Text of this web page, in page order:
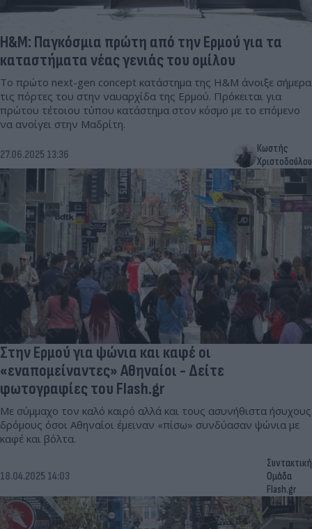
H&M: Παγκόσμια πρώτη από την Ερμού για τα
καταστήματα νέας γενιάς του ομίλου
Το πρώτο next-gen concept κατάστημα της H&M άνοιξε σήμερα
τις πόρτες του στην ναυαρχίδα της Ερμού. Πρόκειται για
πρώτου τέτοιου τύπου κατάστημα στον κόσμο με το επόμενο
να ανοίγει στην Μαδρίτη.
27.06.2025 13:36
Κωστής
Χριστοδούλου
Στην Ερμού για ψώνια και καφέ οι
«εναπομείναντες» Αθηναίοι - Δείτε
φωτογραφίες του Flash.gr
Με σύμμαχο τον καλό καιρό αλλά και τους ασυνήθιστα ήσυχους
δρόμους όσοι Αθηναίοι έμειναν «πίσω» συνδύασαν ψώνια με
καφέ και βόλτα.
18.04.2025 14:03
Συντακτική
Ομάδα
Flash.gr